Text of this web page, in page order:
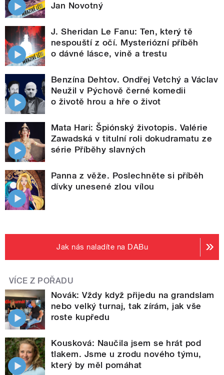
Jan Novotný
J. Sheridan Le Fanu: Ten, který tě
nespouští z očí. Mysteriózní příběh
o dávné lásce, vině a trestu
Benzína Dehtov. Ondřej Vetchý a Václav
Neužil v Pýchově černé komedii
o životě hrou a hře o život
Mata Hari: Špiónský životopis. Valérie
Zawadská v titulní roli dokudramatu ze
série Příběhy slavných
Panna z věže. Poslechněte si příběh
dívky unesené zlou vílou
Jak nás naladíte na DABu
VÍCE Z POŘADU
Novák: Vždy když přijedu na grandslam
nebo velký turnaj, tak zírám, jak vše
roste kupředu
Kousková: Naučila jsem se hrát pod
tlakem. Jsme u zrodu nového týmu,
který by měl pomáhat